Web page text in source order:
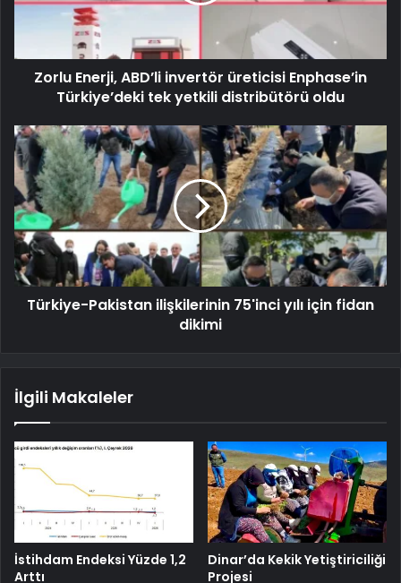
Zorlu Enerji, ABD’li invertör üreticisi Enphase’in
Türkiye’deki tek yetkili distribütörü oldu
Türkiye-Pakistan ilişkilerinin 75'inci yılı için fidan
dikimi
İlgili Makaleler
İstihdam Endeksi Yüzde 1,2
Arttı
Dinar’da Kekik Yetiştiriciliği
Projesi